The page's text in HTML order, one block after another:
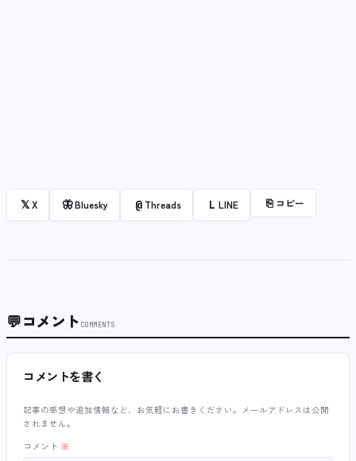
𝕏X 🦋Bluesky @ Threads L LINE ⎘ コピー
💬コメント COMMENTS
コメントを書く
記事の感想や追加情報など、お気軽にお書きください。メールアドレスは公開
されません。
コメント ※